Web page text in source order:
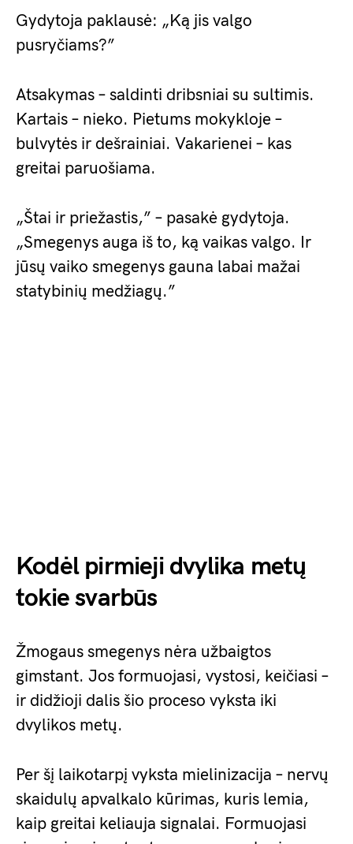
Gydytoja paklausė: „Ką jis valgo
pusryčiams?”
Atsakymas – saldinti dribsniai su sultimis.
Kartais – nieko. Pietums mokykloje –
bulvytės ir dešrainiai. Vakarienei – kas
greitai paruošiama.
„Štai ir priežastis,” – pasakė gydytoja.
„Smegenys auga iš to, ką vaikas valgo. Ir
jūsų vaiko smegenys gauna labai mažai
statybinių medžiagų.”
Kodėl pirmieji dvylika metų
tokie svarbūs
Žmogaus smegenys nėra užbaigtos
gimstant. Jos formuojasi, vystosi, keičiasi –
ir didžioji dalis šio proceso vyksta iki
dvylikos metų.
Per šį laikotarpį vyksta mielinizacija – nervų
skaidulų apvalkalo kūrimas, kuris lemia,
kaip greitai keliauja signalai. Formuojasi